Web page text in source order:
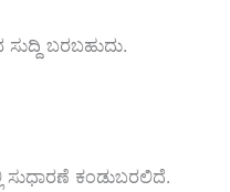
ಬರಬಹುದು.
ಸುಧಾರಣೆ ಕಂಡುಬರಲಿದೆ.